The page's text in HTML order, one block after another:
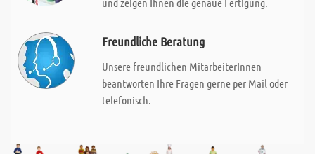
Freundliche Beratung
Unsere freundlichen MitarbeiterInnen
beantworten Ihre Fragen gerne per Mail oder
telefonisch.